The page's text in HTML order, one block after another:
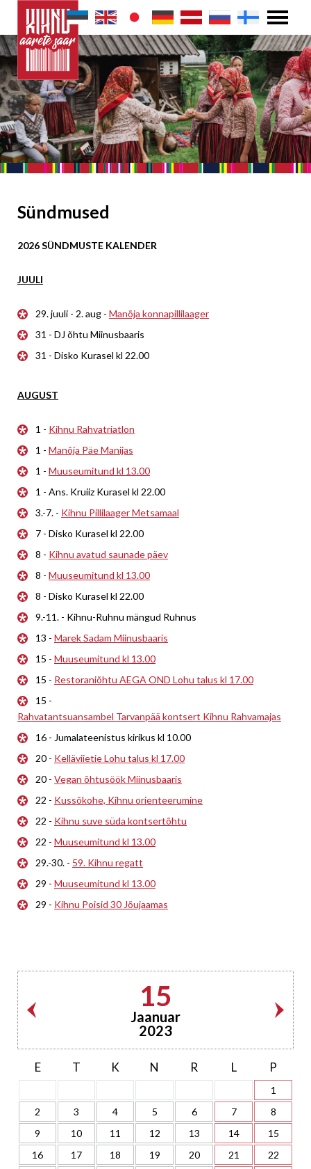
Sündmused
2026 SÜNDMUSTE KALENDER
JUULI
29. juuli - 2. aug - Manõja konnapillilaager
31 - DJ õhtu Miinusbaaris
31 - Disko Kurasel kl 22.00
AUGUST
1 - Kihnu Rahvatriatlon
1 - Manõja Päe Manijas
1 - Muuseumitund kl 13.00
1 - Ans. Kruiiz Kurasel kl 22.00
3.-7. - Kihnu Pillilaager Metsamaal
7 - Disko Kurasel kl 22.00
8 - Kihnu avatud saunade päev
8 - Muuseumitund kl 13.00
8 - Disko Kurasel kl 22.00
9.-11. - Kihnu-Ruhnu mängud Ruhnus
13 - Marek Sadam Miinusbaaris
15 - Muuseumitund kl 13.00
15 - Restoraniõhtu AEGA OND Lohu talus kl 17.00
15 -
Rahvatantsuansambel Tarvanpää kontsert Kihnu Rahvamajas
16 - Jumalateenistus kirikus kl 10.00
20 - Kelläviietie Lohu talus kl 17.00
20 - Vegan õhtusöök Miinusbaaris
22 - Kussõkohe, Kihnu orienteerumine
22 - Kihnu suve süda kontsertõhtu
22 - Muuseumitund kl 13.00
29.-30. - 59. Kihnu regatt
29 - Muuseumitund kl 13.00
29 - Kihnu Poisid 30 Jõujaamas
15
Jaanuar
2023
E T K N R L P
1
2
3 4 5 6 7
8
9
10 11 12 13 14
15
16
17 18 19 20 21
22